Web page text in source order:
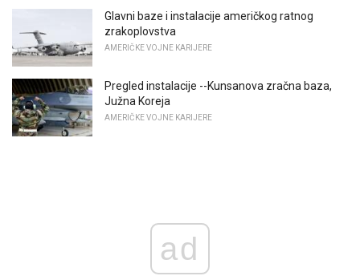
Glavni baze i instalacije američkog ratnog
zrakoplovstva
AMERIČKE VOJNE KARIJERE
Pregled instalacije --Kunsanova zračna baza,
Južna Koreja
AMERIČKE VOJNE KARIJERE
ad